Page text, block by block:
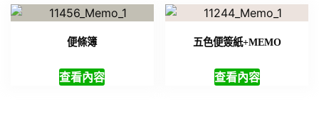
便條簿
查看內容
五色便簽紙+MEMO
查看內容